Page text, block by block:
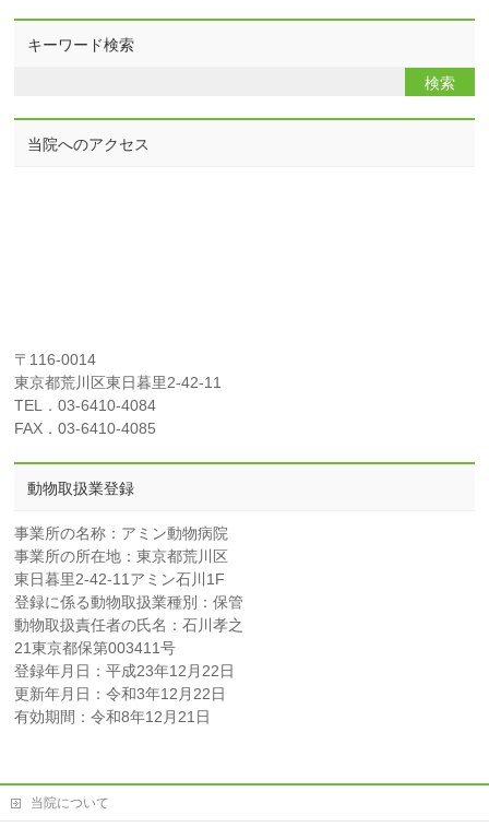
キーワード検索
当院へのアクセス
〒116-0014
東京都荒川区東日暮里2-42-11
TEL．03-6410-4084
FAX．03-6410-4085
動物取扱業登録
事業所の名称：アミン動物病院
事業所の所在地：東京都荒川区
東日暮里2-42-11アミン石川1F
登録に係る動物取扱業種別：保管
動物取扱責任者の氏名：石川孝之
21東京都保第003411号
登録年月日：平成23年12月22日
更新年月日：令和3年12月22日
有効期間：令和8年12月21日
当院について